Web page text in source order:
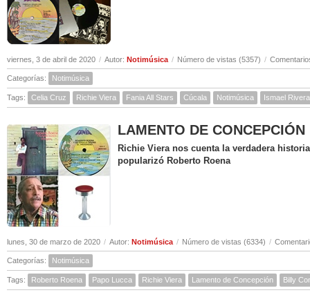
viernes, 3 de abril de 2020 / Autor: Notimúsica / Número de vistas (5357) /
Categorías: Notimúsica
Tags: Celia Cruz Richie Viera Fania All Stars Cúcala Notimúsica Ismael Rivera
LAMENTO DE
Richie Viera nos cuenta la verdadera
popularizó Roberto Roena
lunes, 30 de marzo de 2020 / Autor: Notimúsica / Número de vistas (6334) /
Categorías: Notimúsica
Tags: Roberto Roena Papo Lucca Richie Viera Lamento de Concepción Billy